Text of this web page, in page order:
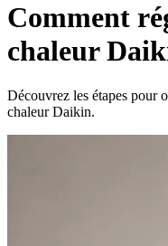
Comment
chaleur
Découvrez les étapes pour
chaleur Daikin.